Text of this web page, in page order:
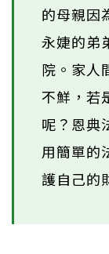
的母親因
永婕的弟
院。家人
不鮮，若
呢？恩典
用簡單的
護自己的